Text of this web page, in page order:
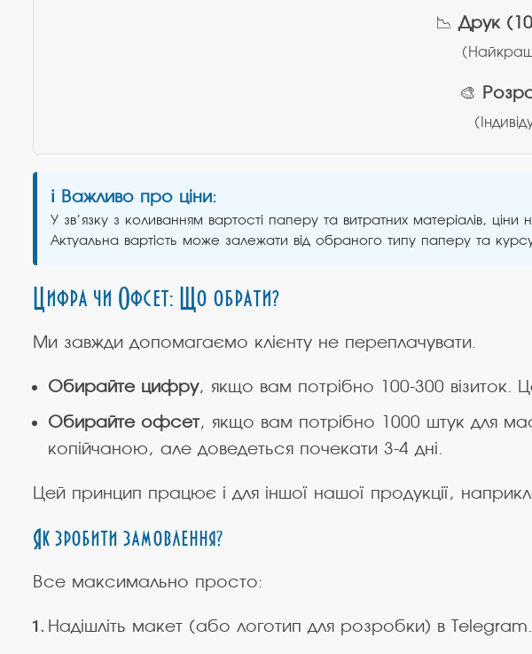
📉Друк
🎨
ℹ️ Важливо про ціни:
У зв’язку з коливанням вартості паперу та витратних матеріалів, ціни
Актуальна вартість може залежати від обраного типу паперу та
Цифра чи Офсет: Що обрати?
Ми завжди допомагаємо клієнту не переплачувати.
Обирайте цифру, якщо вам потрібно 100-300
Обирайте офсет, якщо вам потрібно 1000 штук для
копійчаною, але доведеться почекати 3-4 дні.
Цей принцип працює і для іншої нашої продукції,
Як зробити замовлення?
Все максимально просто:
Надішліть макет (або логотип для розробки) в Telegram.